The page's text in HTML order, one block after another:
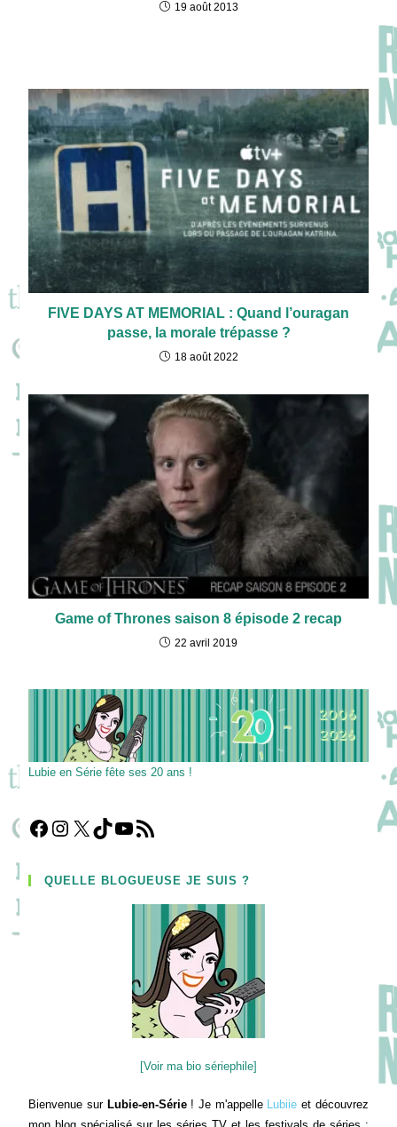
19 août 2013
FIVE DAYS AT MEMORIAL : Quand l’ouragan
passe, la morale trépasse ?
18 août 2022
Game of Thrones saison 8 épisode 2 recap
22 avril 2019
Lubie en Série fête ses 20 ans !
Facebook
Instagram
X TikTokYouTube
Flux RSS
QUELLE BLOGUEUSE JE SUIS ?
[Voir ma bio sériephile]
Bienvenue sur Lubie-en-Série! Je m'appelle Lubiie et découvrez